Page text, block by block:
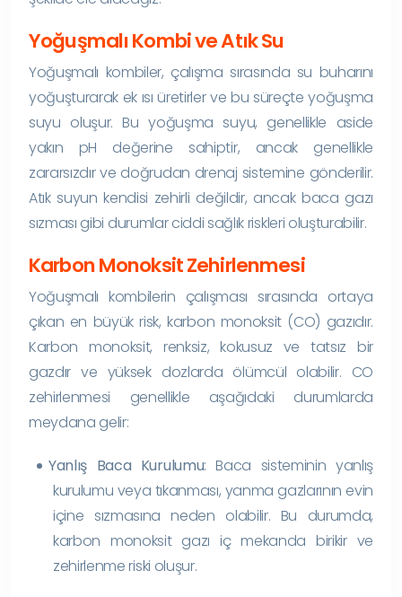
Yoğuşmalı Kombi ve Atık Su
Yoğuşmalı kombiler, çalışma sırasında su buharını
yoğuşturarak ek ısı üretirler ve bu süreçte yoğuşma
suyu oluşur. Bu yoğuşma suyu, genellikle aside
yakın pH değerine sahiptir, ancak genellikle
zararsızdır ve doğrudan drenaj sistemine gönderilir.
Atık suyun kendisi zehirli değildir, ancak baca gazı
sızması gibi durumlar ciddi sağlık riskleri oluşturabilir.
Karbon Monoksit Zehirlenmesi
Yoğuşmalı kombilerin çalışması sırasında ortaya
çıkan en büyük risk, karbon monoksit (CO) gazıdır.
Karbon monoksit, renksiz, kokusuz ve tatsız bir
gazdır ve yüksek dozlarda ölümcül olabilir. CO
zehirlenmesi genellikle aşağıdaki durumlarda
meydana gelir:
Yanlış Baca Kurulumu: Baca sisteminin yanlış
kurulumu veya tıkanması, yanma gazlarının evin
içine sızmasına neden olabilir. Bu durumda,
karbon monoksit gazı iç mekanda birikir ve
zehirlenme riski oluşur.